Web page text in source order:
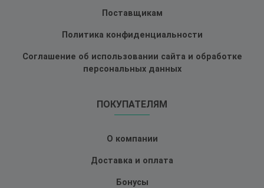
Поставщикам
Политика конфиденциальности
Соглашение об использовании сайта и обработке
персональных данных
ПОКУПАТЕЛЯМ
О компании
Доставка и оплата
Бонусы